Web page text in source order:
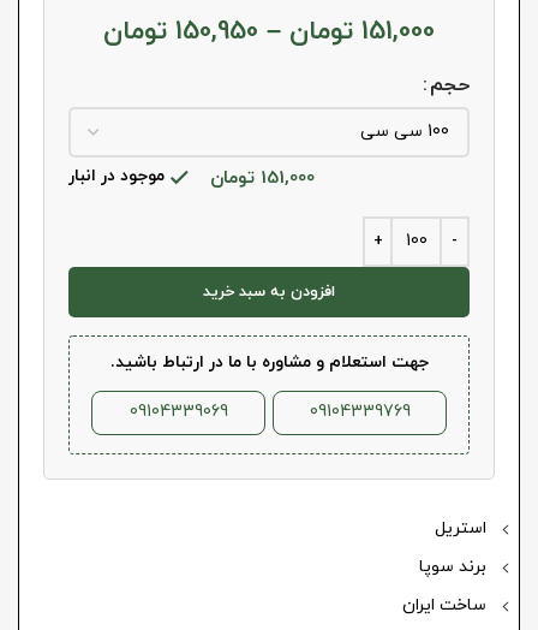
استریل
برند سوپا
ساخت ایران
151,000 تومان –
150,950 تومان
حجم
151,000 تومان موجود در انبار
افزودن به سبد خرید
جهت استعلام و مشاوره با ما در ارتباط باشید.
09104339769
09104339069